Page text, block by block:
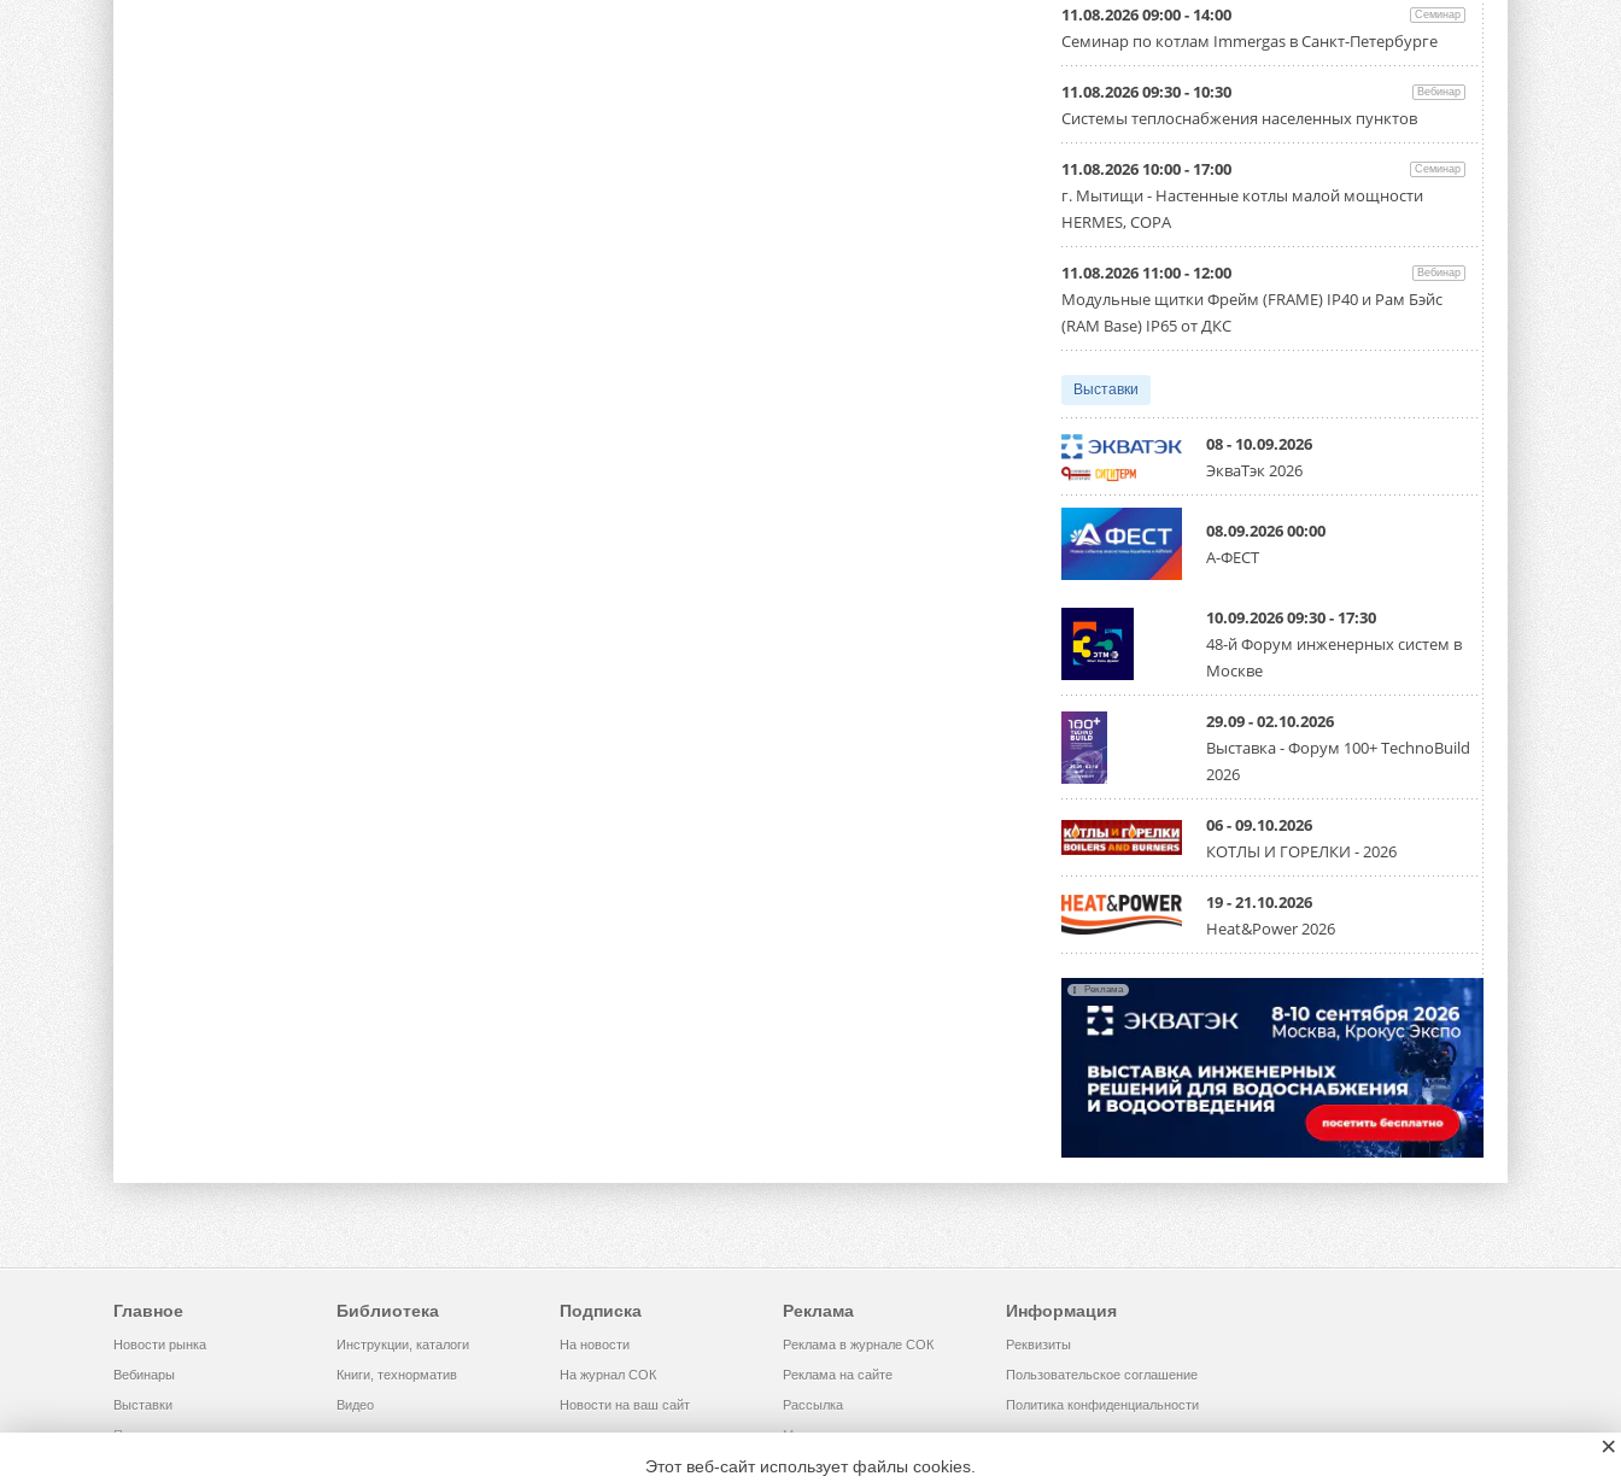
11.08.2026 09:00 - 14:00 Семинар
Семинар по котлам Immergas в Санкт-Петербурге
11.08.2026 09:30 - 10:30 Вебинар
Системы теплоснабжения населенных пунктов
11.08.2026 10:00 - 17:00 Семинар
г. Мытищи - Настенные котлы малой мощности
HERMES, COPA
11.08.2026 11:00 - 12:00 Вебинар
Модульные щитки Фрейм (FRAME) IP40 и Рам Бэйс
(RAM Base) IP65 от ДКС
Выставки
08 - 10.09.2026
ЭкваТэк 2026
08.09.2026 00:00
А-ФЕСТ
10.09.2026 09:30 - 17:30
48-й Форум инженерных систем в
Москве
29.09 - 02.10.2026
Выставка - Форум 100+ TechnoBuild
2026
06 - 09.10.2026
КОТЛЫ И ГОРЕЛКИ - 2026
19 - 21.10.2026
Heat&Power 2026
Реклама
Главное
Новости рынка
Вебинары
Выставки
Помощь
Библиотека
Инструкции, каталоги
Книги, технорматив
Видео
Подписка
На новости
На журнал СОК
Новости на ваш сайт
Реклама
Реклама в журнале СОК
Реклама на сайте
Рассылка
Медиакит
Информация
Реквизиты
Пользовательское соглашение
Политика конфиденциальности
Этот веб-сайт использует файлы cookies.
×